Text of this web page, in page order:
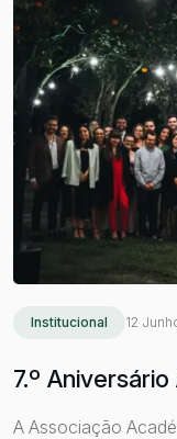
Institucional 12
7.º Aniversário
A Associação